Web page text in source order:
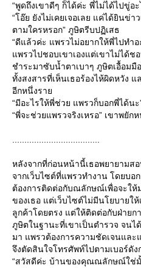
“พูดถึงเขาดีๆ ก็ได้ค่ะ พี่ไม่ได้ไปขู่อ
“โอ๊ย ยังไม่เคยเจอเลย แค่ได้ยินข่
ตามใครหรอก” ภูษิตรีบปฏิเสธ
“ดีแล้วค่ะ แพรวไม่อยากให้พี่ไปทำอ
พรวไปชอบเขาเองแต่เขาไม่ได้ช
ชำระมาซับน้ำตาเบาๆ ภูษิตเอื้อมมื
ทั้งสงสารที่เห็นเธอร้องไห้ผิดหวัง
อีกหนึ่งรา
“มีอะไรให้พี่ช่วย แพรวก็บอกพี่ได้นะ
“พี่จะช่วยแพรวจริงเหรอ” เขาพยัก
หลังจากที่ก่อนหน้านี้เธอพยายาม
จากเว็บไซต์ที่แพรวทำงาน โดยบอ
ต้องการติดต่อกับณลักษณ์เพื่อจะใ
ของเธอ แต่เว็บไซต์ไม่มีนโยบายใ
ลูกค้าโดยตรง แต่ให้ติดต่อกับฝ่ายก
ภูษิตในฐานะที่เขาเป็นตำรวจ จน
มา แพรวต้องการความชัดเจนแล
จึงตัดสินใจโทรศัพท์ไปตามเบอร์ดัง
“สวัสดีค่ะ บ้านของคุณณลักษณ์ใช่มั้